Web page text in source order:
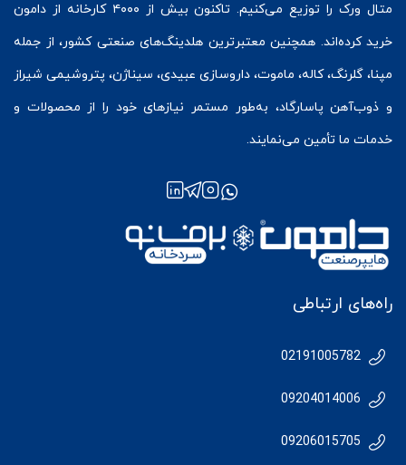
متال ورک
را توزیع می‌کنیم. تاکنون بیش از ۴۰۰۰ کارخانه از دامون
خرید کرده‌اند. همچنین معتبرترین هلدینگ‌های صنعتی کشور، از جمله
مپنا، گلرنگ، کاله، ماموت، داروسازی عبیدی، سیناژن، پتروشیمی شیراز
و ذوب‌آهن پاسارگاد، به‌طور مستمر نیازهای خود را از محصولات و
خدمات ما تأمین می‌نمایند.
راه‌های ارتباطی
02191005782
09204014006
09206015705